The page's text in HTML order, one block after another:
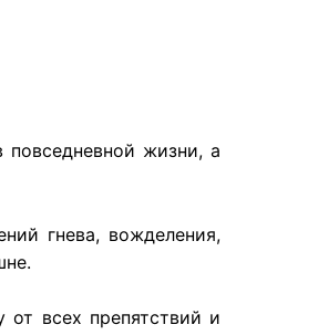
жизни, а
гнева, вожделения,
всех препятствий и